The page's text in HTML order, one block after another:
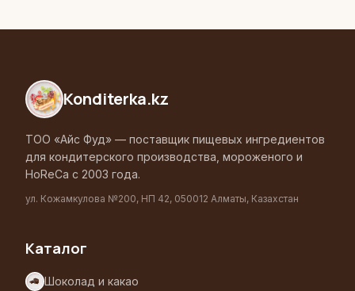
Konditerka.kz
ТОО «Айс Фуд» — поставщик пищевых ингредиентов
для кондитерского производства, мороженого и
HoReCa с 2003 года.
ул. Кожамкулова №200, НП 42, 050012 Алматы, Казахстан
Каталог
Шоколад и какао